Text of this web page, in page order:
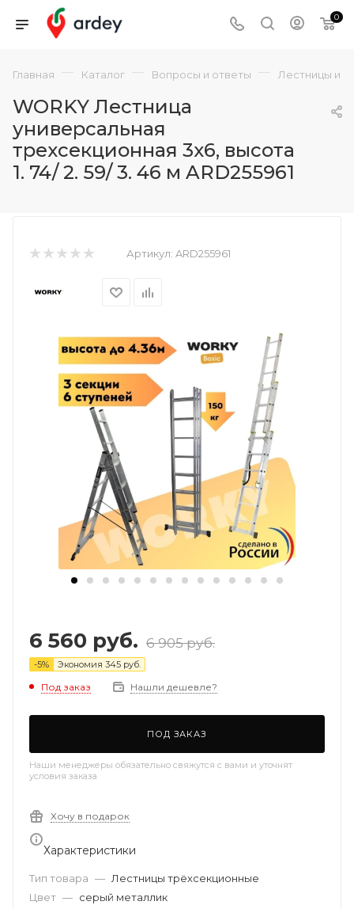
0
Главная — Каталог — Вопросы и ответы — Лестницы и
WORKY Лестница
универсальная
трехсекционная 3х6, высота
1. 74/ 2. 59/ 3. 46 м ARD255961
Артикул: ARD255961
6 560 руб. 6 905руб.
-5% Экономия 345 руб.
Под заказ Нашли дешевле?
ПОД ЗАКАЗ
Наши менеджеры обязательно свяжутся с вами и уточнят
условия заказа
Хочу в подарок
Характеристики
Тип товара — Лестницы трёхсекционные
Цвет — серый металлик